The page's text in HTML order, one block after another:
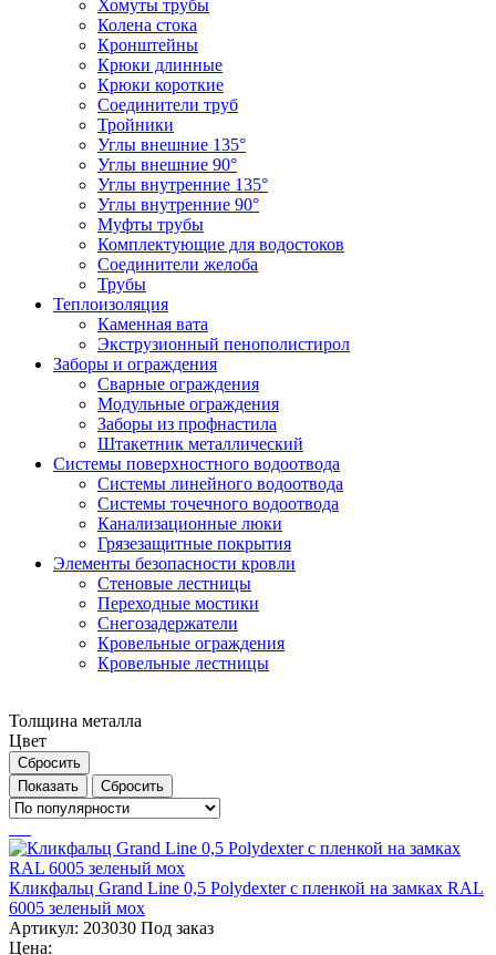
Хомуты трубы
Колена стока
Кронштейны
Крюки длинные
Крюки короткие
Соединители труб
Тройники
Углы внешние 135°
Углы внешние 90°
Углы внутренние 135°
Углы внутренние 90°
Муфты трубы
Комплектующие для водостоков
Соединители желоба
Трубы
Теплоизоляция
Каменная вата
Экструзионный пенополистирол
Заборы и ограждения
Сварные ограждения
Модульные ограждения
Заборы из профнастила
Штакетник металлический
Системы поверхностного водоотвода
Системы линейного водоотвода
Системы точечного водоотвода
Канализационные люки
Грязезащитные покрытия
Элементы безопасности кровли
Стеновые лестницы
Переходные мостики
Снегозадержатели
Кровельные ограждения
Кровельные лестницы
Толщина металла
Цвет
Сбросить
Сбросить
Кликфальц Grand Line 0,5 Polydexter с пленкой на замках RAL
6005 зеленый мох
Артикул: 203030 Под заказ
Цена: